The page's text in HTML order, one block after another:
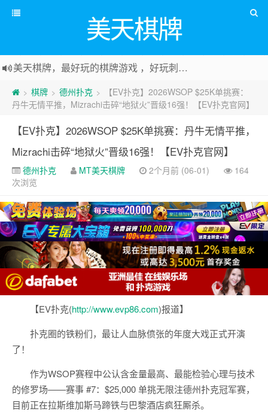
美天棋牌
美天棋牌，最好玩的棋牌游戏 ，好玩刺激可以赚Money，传送门：
> 棋牌 > 德州扑克 >
【EV扑克】2026WSOP $25K单挑赛：
丹牛无情平推，Mizrachi击碎“地狱火”晋级16强！【EV扑克官网】
【EV扑克】2026WSOP $25K单挑赛：丹牛无情平推，
Mizrachi击碎“地狱火”晋级16强！【EV扑克官网】
德州扑克 MT美天棋牌 2个月前 (06-01)
164
次浏览
【EV扑克(http://www.evp86.com)报道】
扑克圈的铁粉们，最让人血脉偾张的年度大戏正式开演
了！
作为WSOP赛程中公认含金量最高、最能检验心理与技术
的修罗场——赛事 #7：$25,000 单挑无限注德州扑克冠军赛，
目前正在拉斯维加斯马蹄铁与巴黎酒店疯狂厮杀。